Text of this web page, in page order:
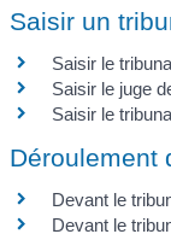
Saisir un
Saisir le
Saisir le juge
Saisir le
Déroulement
Devant le
Devant le